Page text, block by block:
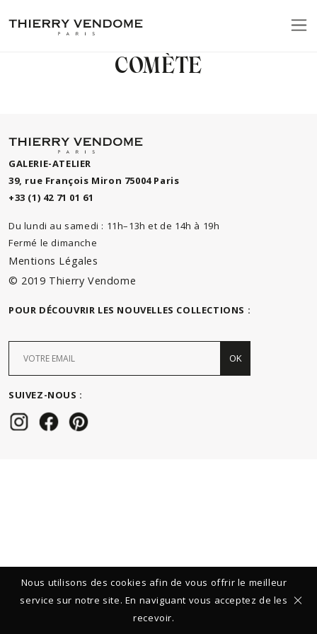
COMÈTE
GALERIE-ATELIER
39, rue François Miron 75004 Paris
+33 (1) 42 71 01 61
Du lundi au samedi : 11h–13h et de 14h à 19h
Fermé le dimanche
Mentions Légales
© 2019 Thierry Vendome
POUR DÉCOUVRIR LES NOUVELLES COLLECTIONS :
OK
SUIVEZ-NOUS :
Nous utilisons des cookies afin de vous offrir le meilleur
service sur notre site. En naviguant vous acceptez de les
recevoir.